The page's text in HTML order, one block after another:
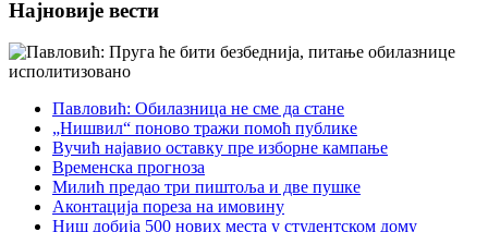
Најновије вести
Павловић: Обилазница не сме да стане
„Нишвил“ поново тражи помоћ публике
Вучић најавио оставку пре изборне кампање
Временска прогноза
Милић предао три пиштоља и две пушке
Аконтација пореза на имовину
Ниш добија 500 нових места у студентском дому